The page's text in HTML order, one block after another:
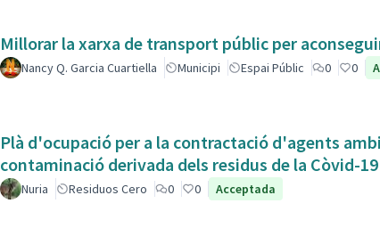
Millorar la xarxa de transport públic per
Nancy Q. Garcia Cuartiella Municipi Espai Públic 0 0
Plà d'ocupació per a la contractació d'agents
contaminació derivada dels residus de la Còvid-19
Nuria Residuos Cero 0 0 Acceptada